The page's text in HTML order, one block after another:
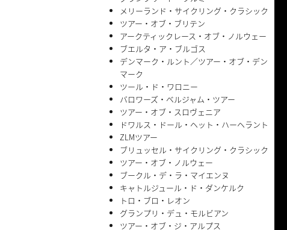
メリーランド・サイクリング・クラシック
ツアー・オブ・ブリテン
アークティックレース・オブ・ノルウェー
ブエルタ・ア・ブルゴス
デンマーク・ルント／ツアー・オブ・デン
マーク
ツール・ド・ワロニー
バロワーズ・ベルジャム・ツアー
ツアー・オブ・スロヴェニア
ドワルス・ドール・ヘット・ハーヘラント
ZLMツアー
ブリュッセル・サイクリング・クラシック
ツアー・オブ・ノルウェー
ブークル・デ・ラ・マイエンヌ
キャトルジュール・ド・ダンケルク
トロ・ブロ・レオン
グランプリ・デュ・モルビアン
ツアー・オブ・ジ・アルプス